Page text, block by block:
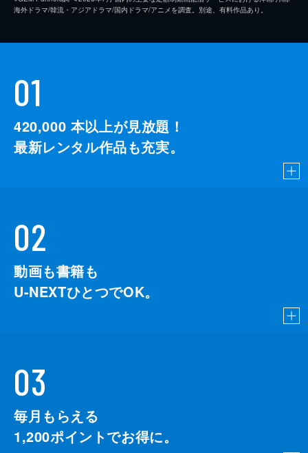
海外ドラマ/韓流・アジアドラマ/国内ドラマ/アニメを調査。別途、有料作品あり。
01
420,000 本以上が見放題！
最新レンタル作品も充実。
02
動画も書籍も
U-NEXTひとつでOK。
03
毎月もらえる
1,200ポイントでお得に。